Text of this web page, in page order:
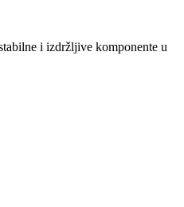
i izdržljive komponente u